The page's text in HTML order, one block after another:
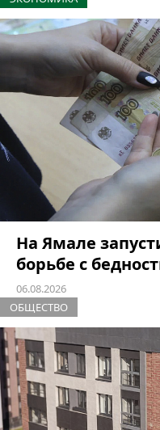
На Ямале
борьбе с
06.08.2026
ОБЩЕСТВО